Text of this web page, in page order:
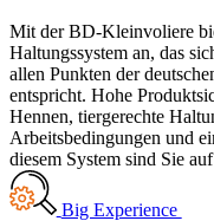
Mit der BD-Kleinvoliere
Haltungssystem an, das
allen Punkten der
entspricht. Hohe
Hennen, tiergerechte
Arbeitsbedingungen und
diesem System sind Sie
Big Experience